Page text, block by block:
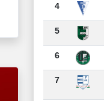
4
5
6
7